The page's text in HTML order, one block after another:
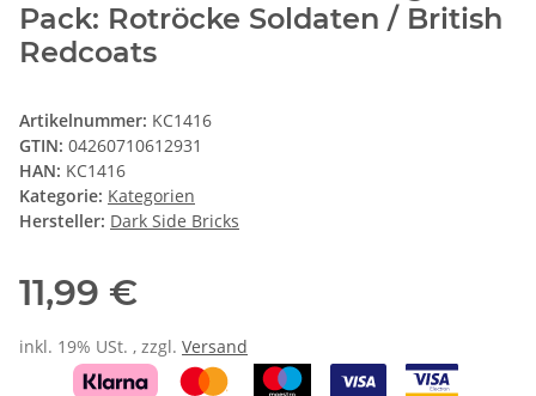
Pack: Rotröcke Soldaten / British
Redcoats
Artikelnummer: KC1416
GTIN: 04260710612931
HAN: KC1416
Kategorie: Kategorien
Hersteller: Dark Side Bricks
11,99 €
inkl. 19% USt. , zzgl. Versand